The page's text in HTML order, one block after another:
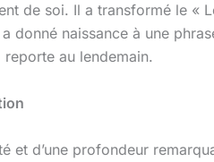
de soi. Il a transformé le «
donné naissance à une
au lendemain.
et d’une profondeur